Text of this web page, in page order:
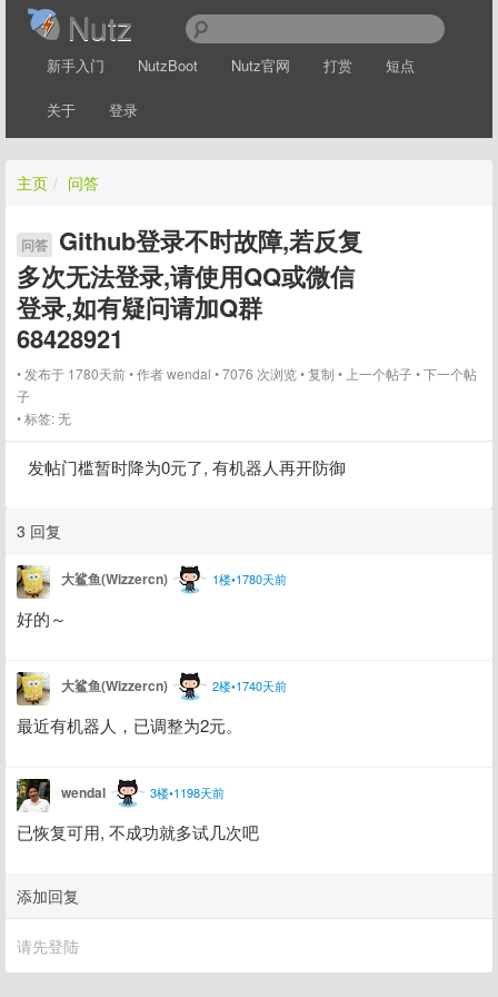
Nutz
新手入门 NutzBoot Nutz官网 打赏 短点
关于 登录
主页 / 问答
问答
Github登录不时故障,若反复
多次无法登录,请使用QQ或微信
登录,如有疑问请加Q群
68428921
发布于 1780天前 作者wendal 7076 次浏览 复制 上一个帖子 下一个帖
子
标签:无
发帖门槛暂时降为0元了, 有机器人再开防御
3 回复
大鲨鱼(Wizzercn) 1楼•1780天前
好的～
大鲨鱼(Wizzercn) 2楼•1740天前
最近有机器人，已调整为2元。
wendal 3楼•1198天前
已恢复可用, 不成功就多试几次吧
添加回复
请先登陆